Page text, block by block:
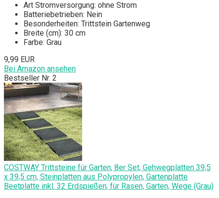
Art Stromversorgung: ohne Strom
Batteriebetrieben: Nein
Besonderheiten: Trittstein Gartenweg
Breite (cm): 30 cm
Farbe: Grau
9,99 EUR
Bei Amazon ansehen
Bestseller Nr. 2
COSTWAY Trittsteine für Garten, 8er Set, Gehwegplatten 39,5
x 39,5 cm, Steinplatten aus Polypropylen, Gartenplatte
Beetplatte inkl. 32 Erdspießen, ​​für Rasen, Garten, Wege (Grau)